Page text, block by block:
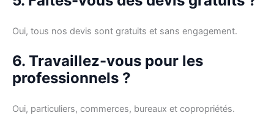
Oui, tous nos devis sont gratuits et sans engagement.
6. Travaillez-vous pour les
professionnels ?
Oui, particuliers, commerces, bureaux et copropriétés.